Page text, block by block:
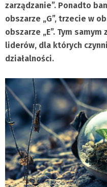
zarządzanie”. Ponadto
obszarze „G”, trzecie w
obszarze „E”. Tym samym
liderów, dla których
działalności.